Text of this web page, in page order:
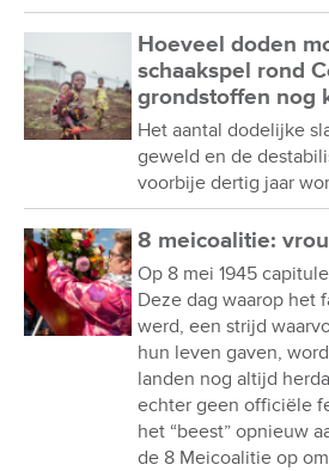
Hoeveel doden
schaakspel rond
grondstoffen nog
Het aantal dodelijke
geweld en de
voorbije dertig jaar
8 meicoalitie:
Op 8 mei 1945
Deze dag waarop het
werd, een strijd
hun leven gaven,
landen nog altijd
echter geen officiële
het “beest” opnieuw
de 8 Meicoalitie op